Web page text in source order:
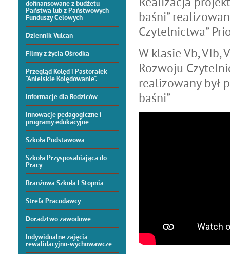
dofinansowane z budżetu
Państwa lub z Państwowych
Funduszy Celowych
Dziennik Vulcan
Filmy z życia Ośrodka
Przegląd Kolęd i Pastorałek
"Anielskie Kolędowanie".
Informacje dla Rodziców
Innowacje pedagogiczne i
programy edukacyjne
Szkoła Podstawowa
Szkoła Przysposabiająca do
Pracy
Branżowa Szkoła I Stopnia
Strefa Pracodawcy
Doradztwo zawodowe
Indywidualne zajęcia
rewalidacyjno-wychowawcze
baśni”
Czytelnictwa”
W klasie Vb, VIb,
Rozwoju
realizowany był
baśni”